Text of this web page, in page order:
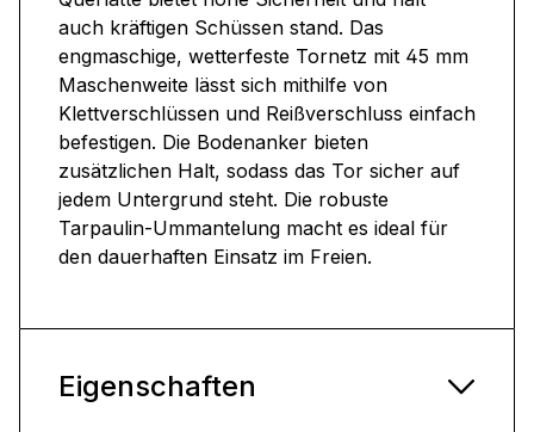
auch kräftigen Schüssen stand. Das
engmaschige, wetterfeste Tornetz mit 45 mm
Maschenweite lässt sich mithilfe von
Klettverschlüssen und Reißverschluss einfach
befestigen. Die Bodenanker bieten
zusätzlichen Halt, sodass das Tor sicher auf
jedem Untergrund steht. Die robuste
Tarpaulin-Ummantelung macht es ideal für
den dauerhaften Einsatz im Freien.
Eigenschaften